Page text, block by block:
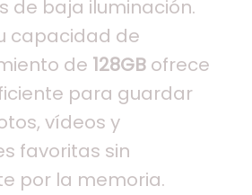
de baja iluminación.
capacidad de
de 128GB ofrece
para guardar
vídeos y
favoritas sin
por la memoria.